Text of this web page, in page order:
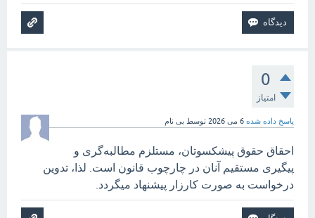
0
امتیاز
پاسخ داده شده 6 می 2026 توسط بی نام
احقاق حقوق پیشکسوتان، مستلزم مطالبه‌گری و
پیگیری مستقیم آنان در چارچوب قانون است. لذا، تدوین
درخواست به صورت کارزار پیشنهاد میگردد.